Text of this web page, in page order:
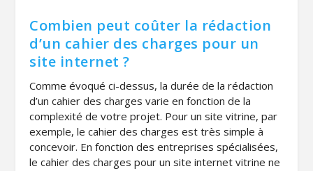
Combien peut coûter la rédaction
d’un cahier des charges pour un
site internet ?
Comme évoqué ci-dessus, la durée de la rédaction
d’un cahier des charges varie en fonction de la
complexité de votre projet. Pour un site vitrine, par
exemple, le cahier des charges est très simple à
concevoir. En fonction des entreprises spécialisées,
le cahier des charges pour un site internet vitrine ne